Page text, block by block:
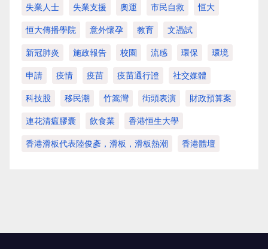
失業人士 失業支援 奧運 市民自救 恒大
恒大傳播學院 意外懷孕 教育 文憑試
新冠肺炎 施政報告 校園 流感 環保 環境
申請 疫情 疫苗 疫苗通行證 社交媒體
科技股 移民潮 竹篙灣 街頭表演 財政預算案
連花清瘟膠囊 飲食業 香港恒生大學
香港滑板代表陸俊彥，滑板，滑板熱潮 香港體壇